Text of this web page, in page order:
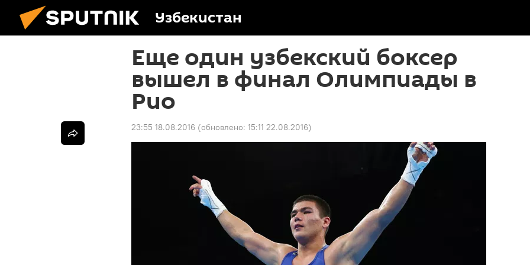
Узбекистан
Еще один узбекский боксер
вышел в финал Олимпиады в
Рио
23:55 18.08.2016 (обновлено: 15:11 22.08.2016)